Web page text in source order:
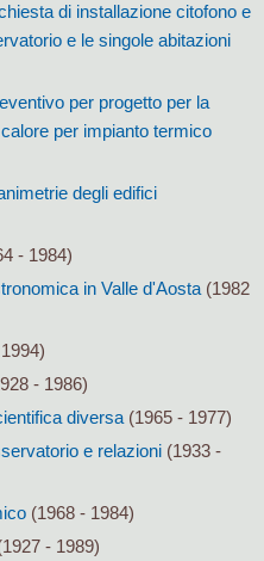
di installazione citofono e
e le singole abitazioni
per progetto per la
per impianto termico
degli edifici
- 1984)
in Valle d'Aosta (1982
- 1986)
diversa(1965 - 1977)
e relazioni(1933 -
(1968 - 1984)
- 1989)